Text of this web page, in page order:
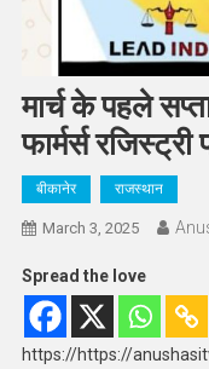
मार्च के पहले
फार्मर्स
बीकानेर राजस्थान
March 3, 2025
Spread the love
https://https://